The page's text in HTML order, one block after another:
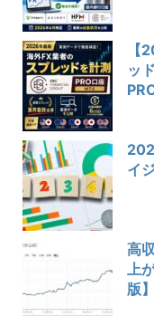
【
ッ
イ
高
上
版】